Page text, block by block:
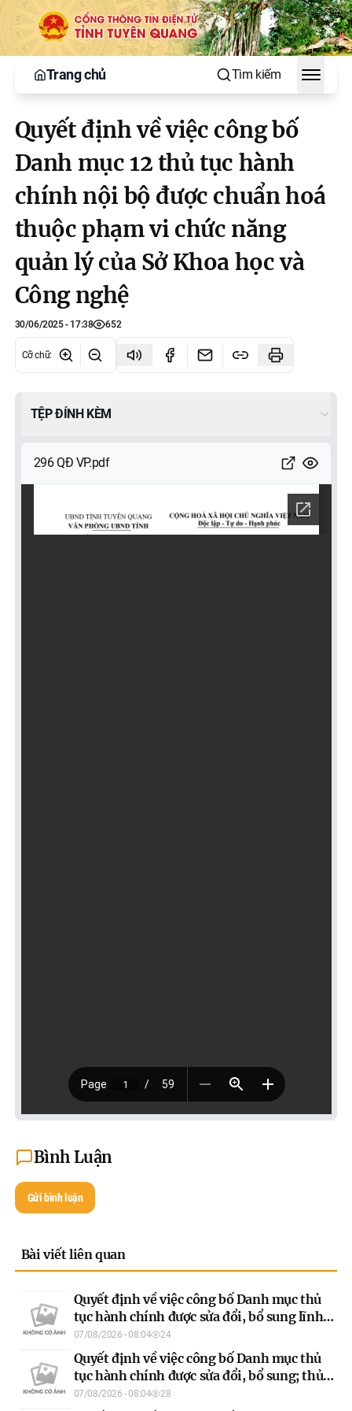
Trang chủ Tìm kiếm
Toggle
Quyết định về việc công bố
Danh mục 12 thủ tục hành
chính nội bộ được chuẩn hoá
thuộc phạm vi chức năng
quản lý của Sở Khoa học và
Công nghệ
30/06/2025 - 17:38 652
Cỡ chữ:
TỆP ĐÍNH KÈM
296 QĐ VP.pdf
Bình Luận
Gửi bình luận
Bài viết liên quan
Quyết định về việc công bố Danh mục thủ
tục hành chính được sửa đổi, bổ sung lĩnh
vực an toàn bức xạ và hạt nhân của ngành
Khoa học và Công nghệ áp dụng trên địa
bàn tỉnh Tuyên Quang
07/08/2026 - 08:04 24
Quyết định về việc công bố Danh mục thủ
tục hành chính được sửa đổi, bổ sung; thủ
tục hành chính bị bãi bỏ lĩnh vực đăng kiểm
07/08/2026 - 08:04 28